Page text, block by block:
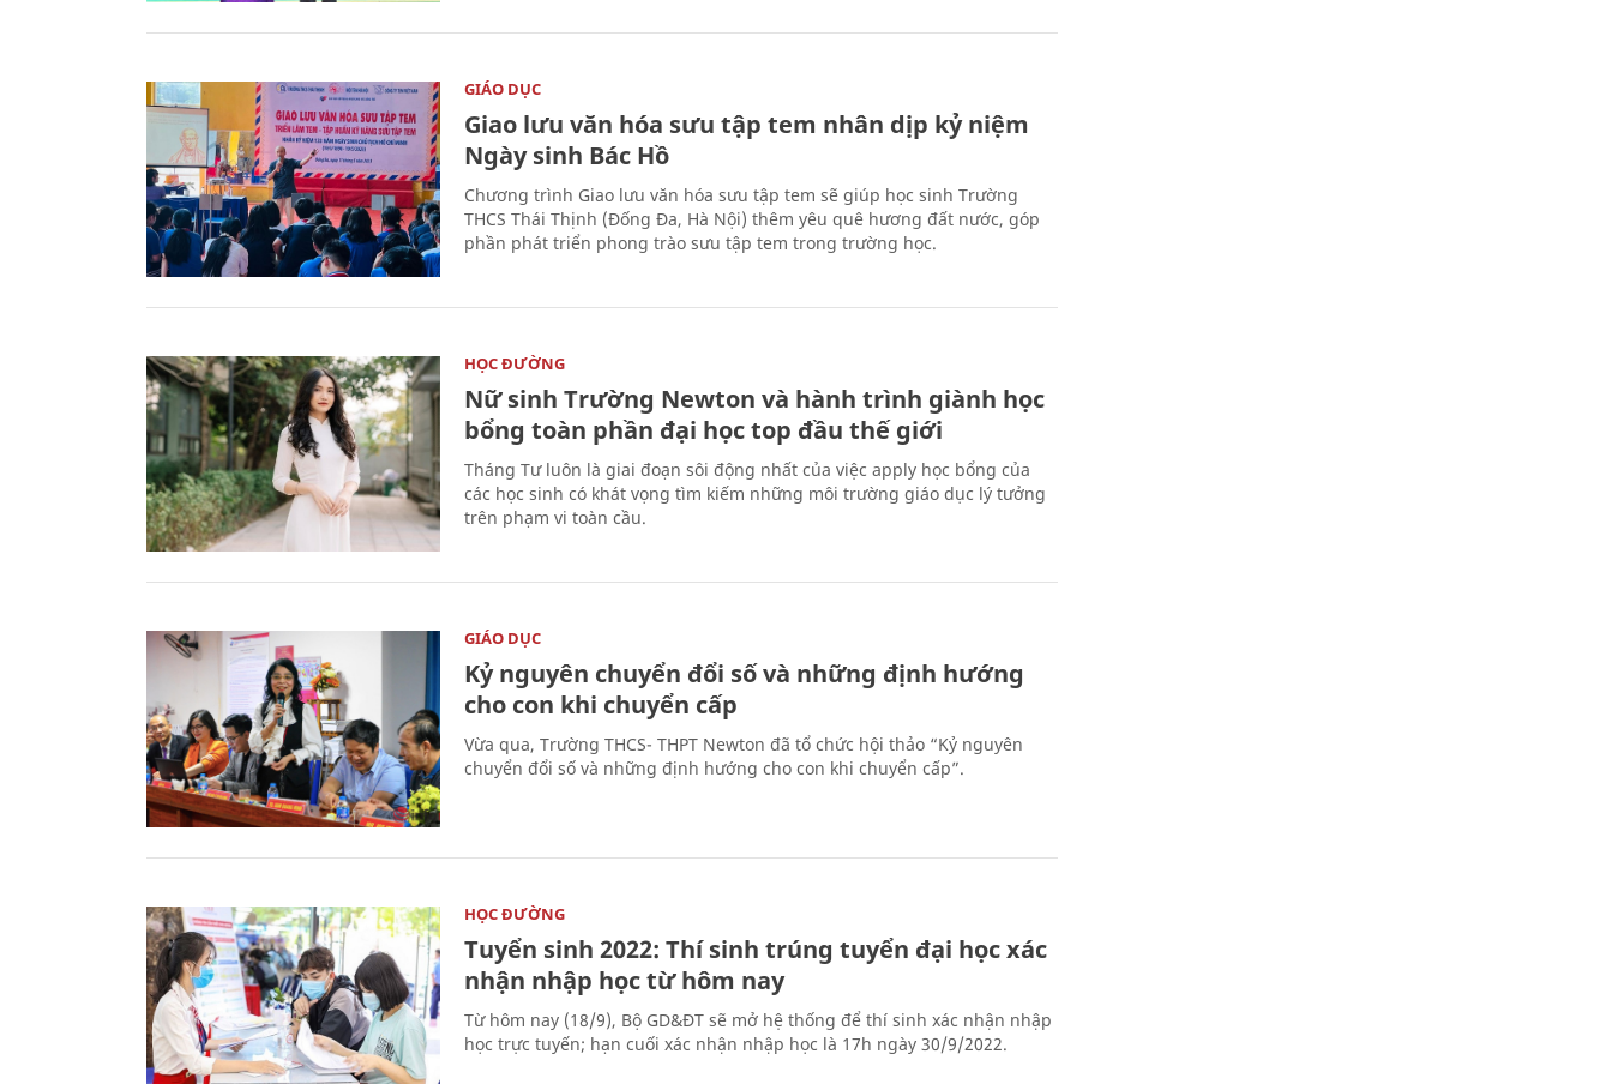
GIÁO DỤC
Giao lưu văn hóa sưu tập tem nhân dịp kỷ niệm
Ngày sinh Bác Hồ
Chương trình Giao lưu văn hóa sưu tập tem sẽ giúp học sinh Trường
THCS Thái Thịnh (Đống Đa, Hà Nội) thêm yêu quê hương đất nước, góp
phần phát triển phong trào sưu tập tem trong trường học.
HỌC ĐƯỜNG
Nữ sinh Trường Newton và hành trình giành học
bổng toàn phần đại học top đầu thế giới
Tháng Tư luôn là giai đoạn sôi động nhất của việc apply học bổng của
các học sinh có khát vọng tìm kiếm những môi trường giáo dục lý tưởng
trên phạm vi toàn cầu.
GIÁO DỤC
Kỷ nguyên chuyển đổi số và những định hướng
cho con khi chuyển cấp
Vừa qua, Trường THCS- THPT Newton đã tổ chức hội thảo “Kỷ nguyên
chuyển đổi số và những định hướng cho con khi chuyển cấp”.
HỌC ĐƯỜNG
Tuyển sinh 2022: Thí sinh trúng tuyển đại học xác
nhận nhập học từ hôm nay
Từ hôm nay (18/9), Bộ GD&ĐT sẽ mở hệ thống để thí sinh xác nhận nhập
học trực tuyến; hạn cuối xác nhận nhập học là 17h ngày 30/9/2022.